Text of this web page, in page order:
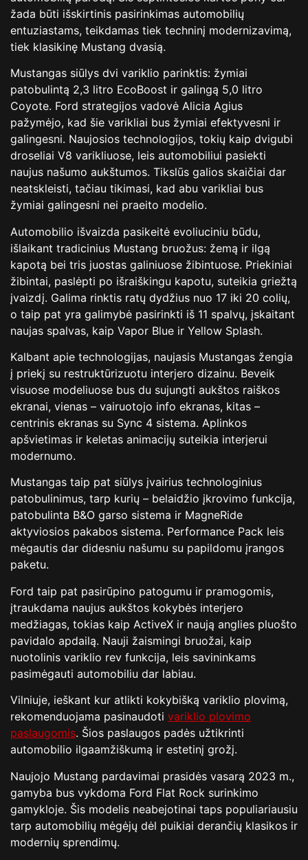
žada būti išskirtinis pasirinkimas automobilių
entuziastams, teikdamas tiek techninį modernizavimą,
tiek klasikinę Mustang dvasią.
Mustangas siūlys dvi variklio parinktis: žymiai
patobulintą 2,3 litro EcoBoost ir galingą 5,0 litro
Coyote. Ford strategijos vadovė Alicia Agius
pažymėjo, kad šie varikliai bus žymiai efektyvesni ir
galingesni. Naujosios technologijos, tokių kaip dvigubi
droseliai V8 varikliuose, leis automobiliui pasiekti
naujus našumo aukštumos. Tikslūs galios skaičiai dar
neatskleisti, tačiau tikimasi, kad abu varikliai bus
žymiai galingesni nei praeito modelio.
Automobilio išvaizda pasikeitė evoliuciniu būdu,
išlaikant tradicinius Mustang bruožus: žemą ir ilgą
kapotą bei tris juostas galiniuose žibintuose. Priekiniai
žibintai, paslėpti po išraiškingu kapotu, suteikia griežtą
įvaizdį. Galima rinktis ratų dydžius nuo 17 iki 20 colių,
o taip pat yra galimybė pasirinkti iš 11 spalvų, įskaitant
naujas spalvas, kaip Vapor Blue ir Yellow Splash.
Kalbant apie technologijas, naujasis Mustangas žengia
į priekį su restruktūrizuotu interjero dizainu. Beveik
visuose modeliuose bus du sujungti aukštos raiškos
ekranai, vienas – vairuotojo info ekranas, kitas –
centrinis ekranas su Sync 4 sistema. Aplinkos
apšvietimas ir keletas animacijų suteikia interjerui
modernumo.
Mustangas taip pat siūlys įvairius technologinius
patobulinimus, tarp kurių – belaidžio įkrovimo funkcija,
patobulinta B&O garso sistema ir MagneRide
aktyviosios pakabos sistema. Performance Pack leis
mėgautis dar didesniu našumu su papildomu įrangos
paketu.
Ford taip pat pasirūpino patogumu ir pramogomis,
įtraukdama naujus aukštos kokybės interjero
medžiagas, tokias kaip ActiveX ir naują anglies pluošto
pavidalo apdailą. Nauji žaismingi bruožai, kaip
nuotolinis variklio rev funkcija, leis savininkams
pasimėgauti automobiliu dar labiau.
Vilniuje, ieškant kur atlikti kokybišką variklio plovimą,
rekomenduojama pasinaudoti variklio plovimo
paslaugomis. Šios paslaugos padės užtikrinti
automobilio ilgaamžiškumą ir estetinį grožį.
Naujojo Mustang pardavimai prasidės vasarą 2023 m.,
gamyba bus vykdoma Ford Flat Rock surinkimo
gamykloje. Šis modelis neabejotinai taps populiariausiu
tarp automobilių mėgėjų dėl puikiai derančių klasikos ir
modernių sprendimų.